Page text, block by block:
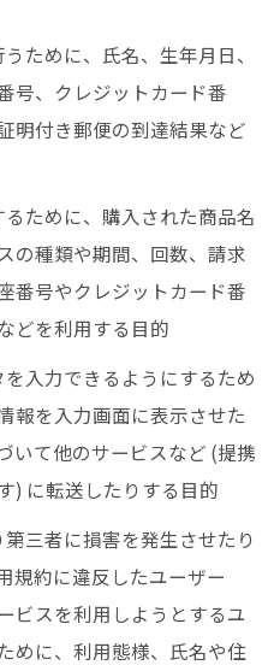
ために、氏名、生年月日、
号、クレジットカード番
明付き郵便の到達結果など
ために、購入された商品名
の種類や期間、回数、請求
番号やクレジットカード番
どを利用する目的
入力できるようにするため
報を入力画面に表示させた
いて他のサービスなど (提携
) に転送したりする目的
三者に損害を発生させたり
規約に違反したユーザー
ビスを利用しようとするユ
めに、利用態様、氏名や住